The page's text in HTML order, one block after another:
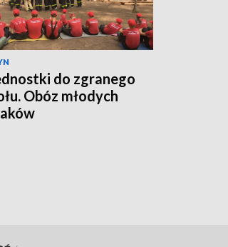
do zgranego
Obóz młodych